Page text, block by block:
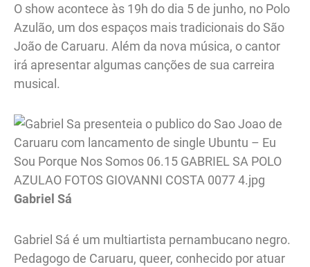
O show acontece às 19h do dia 5 de junho, no Polo
Azulão, um dos espaços mais tradicionais do São
João de Caruaru. Além da nova música, o cantor
irá apresentar algumas canções de sua carreira
musical.
Gabriel Sá
Gabriel Sá é um multiartista pernambucano negro.
Pedagogo de Caruaru, queer, conhecido por atuar